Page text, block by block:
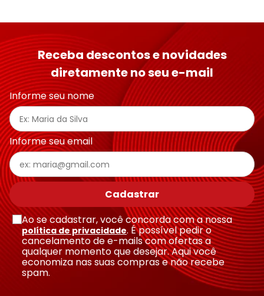
Receba descontos e novidades
diretamente no seu e-mail
Informe seu nome
Informe seu email
Cadastrar
Ao se cadastrar, você concorda com a nossa
política de privacidade. É possível pedir o
cancelamento de e-mails com ofertas a
qualquer momento que desejar. Aqui você
economiza nas suas compras e não recebe
spam.